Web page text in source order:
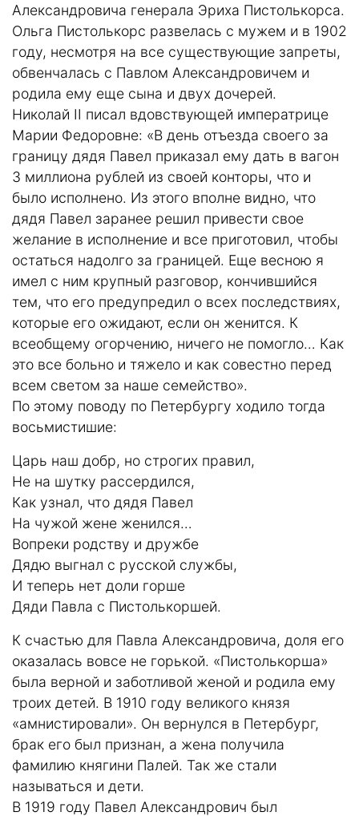
Александровича генерала Эриха Пистолькорса.
Ольга Пистолькорс развелась с мужем и в 1902
году, несмотря на все существующие запреты,
обвенчалась с Павлом Александровичем и
родила ему еще сына и двух дочерей.
Николай II писал вдовствующей императрице
Марии Федоровне: «В день отъезда своего за
границу дядя Павел приказал ему дать в вагон
3 миллиона рублей из своей конторы, что и
было исполнено. Из этого вполне видно, что
дядя Павел заранее решил привести свое
желание в исполнение и все приготовил, чтобы
остаться надолго за границей. Еще весною я
имел с ним крупный разговор, кончившийся
тем, что его предупредил о всех последствиях,
которые его ожидают, если он женится. К
всеобщему огорчению, ничего не помогло… Как
это все больно и тяжело и как совестно перед
всем светом за наше семейство».
По этому поводу по Петербургу ходило тогда
восьмистишие:
Царь наш добр, но строгих правил,
Не на шутку рассердился,
Как узнал, что дядя Павел
На чужой жене женился…
Вопреки родству и дружбе
Дядю выгнал с русской службы,
И теперь нет доли горше
Дяди Павла с Пистолькоршей.
К счастью для Павла Александровича, доля его
оказалась вовсе не горькой. «Пистолькорша»
была верной и заботливой женой и родила ему
троих детей. В 1910 году великого князя
«амнистировали». Он вернулся в Петербург,
брак его был признан, а жена получила
фамилию княгини Палей. Так же стали
называться и дети.
В 1919 году Павел Александрович был